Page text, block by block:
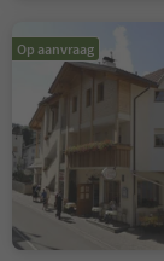
Op aanvraag